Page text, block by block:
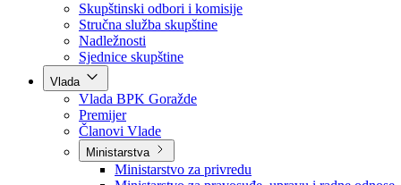
Poslanici po strankama
Poslanici po klubovima naroda
Kolegij skupštine
Skupštinski odbori i komisije
Stručna služba skupštine
Nadležnosti
Sjednice skupštine
Vlada
Vlada BPK Goražde
Premijer
Članovi Vlade